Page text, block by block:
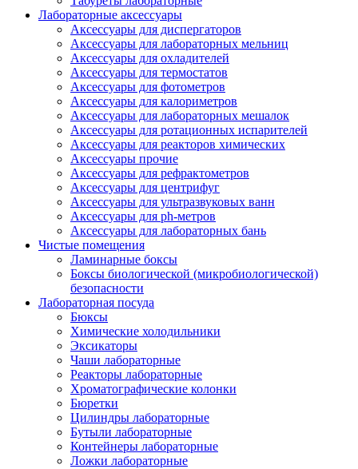
Лабораторные аксессуары
Аксессуары для диспергаторов
Аксессуары для лабораторных мельниц
Аксессуары для охладителей
Аксессуары для термостатов
Аксессуары для фотометров
Аксессуары для калориметров
Аксессуары для лабораторных мешалок
Аксессуары для ротационных испарителей
Аксессуары для реакторов химических
Аксессуары прочие
Аксессуары для рефрактометров
Аксессуары для центрифуг
Аксессуары для ультразвуковых ванн
Аксессуары для ph-метров
Аксессуары для лабораторных бань
Чистые помещения
Ламинарные боксы
Боксы биологической (микробиологической)
безопасности
Лабораторная посуда
Бюксы
Химические холодильники
Эксикаторы
Чаши лабораторные
Реакторы лабораторные
Хроматографические колонки
Бюретки
Цилиндры лабораторные
Бутыли лабораторные
Контейнеры лабораторные
Ложки лабораторные